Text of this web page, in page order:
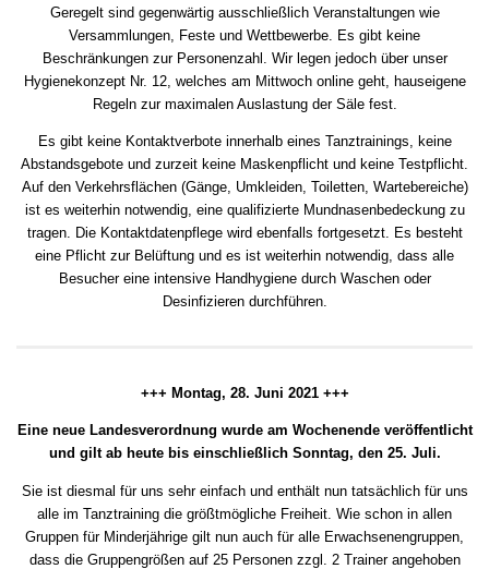
Geregelt sind gegenwärtig ausschließlich Veranstaltungen wie
Versammlungen, Feste und Wettbewerbe. Es gibt keine
Beschränkungen zur Personenzahl. Wir legen jedoch über unser
Hygienekonzept Nr. 12, welches am Mittwoch online geht, hauseigene
Regeln zur maximalen Auslastung der Säle fest.
Es gibt keine Kontaktverbote innerhalb eines Tanztrainings, keine
Abstandsgebote und zurzeit keine Maskenpflicht und keine Testpflicht.
Auf den Verkehrsflächen (Gänge, Umkleiden, Toiletten, Wartebereiche)
ist es weiterhin notwendig, eine qualifizierte Mundnasenbedeckung zu
tragen. Die Kontaktdatenpflege wird ebenfalls fortgesetzt. Es besteht
eine Pflicht zur Belüftung und es ist weiterhin notwendig, dass alle
Besucher eine intensive Handhygiene durch Waschen oder
Desinfizieren durchführen.
+++ Montag, 28. Juni 2021 +++
Eine neue Landesverordnung wurde am Wochenende veröffentlicht
und gilt ab heute bis einschließlich Sonntag, den 25. Juli.
Sie ist diesmal für uns sehr einfach und enthält nun tatsächlich für uns
alle im Tanztraining die größtmögliche Freiheit. Wie schon in allen
Gruppen für Minderjährige gilt nun auch für alle Erwachsenengruppen,
dass die Gruppengrößen auf 25 Personen zzgl. 2 Trainer angehoben